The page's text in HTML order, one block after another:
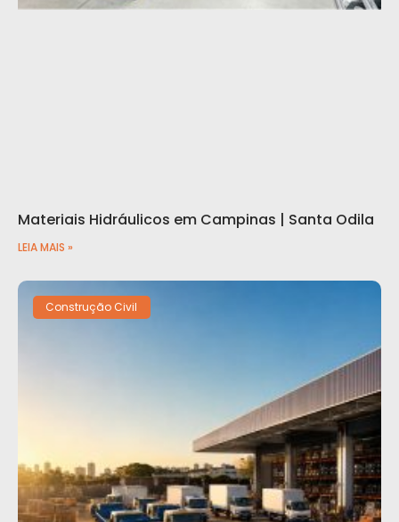
Materiais Hidráulicos em Campinas | Santa Odila
LEIA MAIS »
Construção Civil